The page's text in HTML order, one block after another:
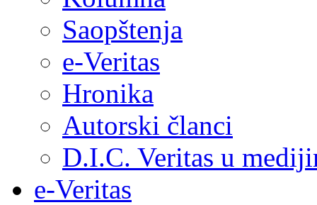
Saopštenja
e-Veritas
Hronika
Autorski članci
D.I.C. Veritas u
e-Veritas